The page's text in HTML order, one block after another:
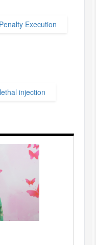
Execution
lethal injection